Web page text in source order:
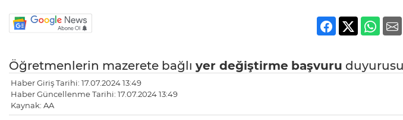
Öğretmenlerin mazerete bağlı yer değiştirme başvuru duyurusu
Haber Giriş Tarihi: 17.07.2024 13:49
Haber Güncellenme Tarihi: 17.07.2024 13:49
Kaynak: AA